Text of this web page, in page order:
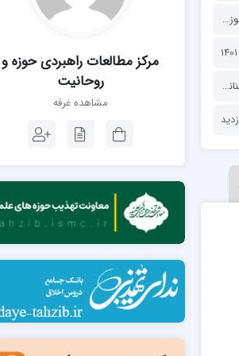
مدرسه فقهی تخصصی امام رضا علیه السلام
مدرسه امام کاظم علیه السلام
مدرسه آخوند (ره) همدان
مرکز مطالعات راهبردی حوزه و روحانیت
مرکز مطالعات راهبردی حوزه و
روحانیت
مشاهده غرفه